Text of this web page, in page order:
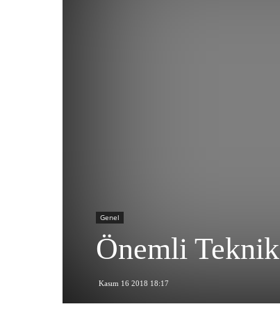
Genel
Önemli
Kasım 16 2018 18:17